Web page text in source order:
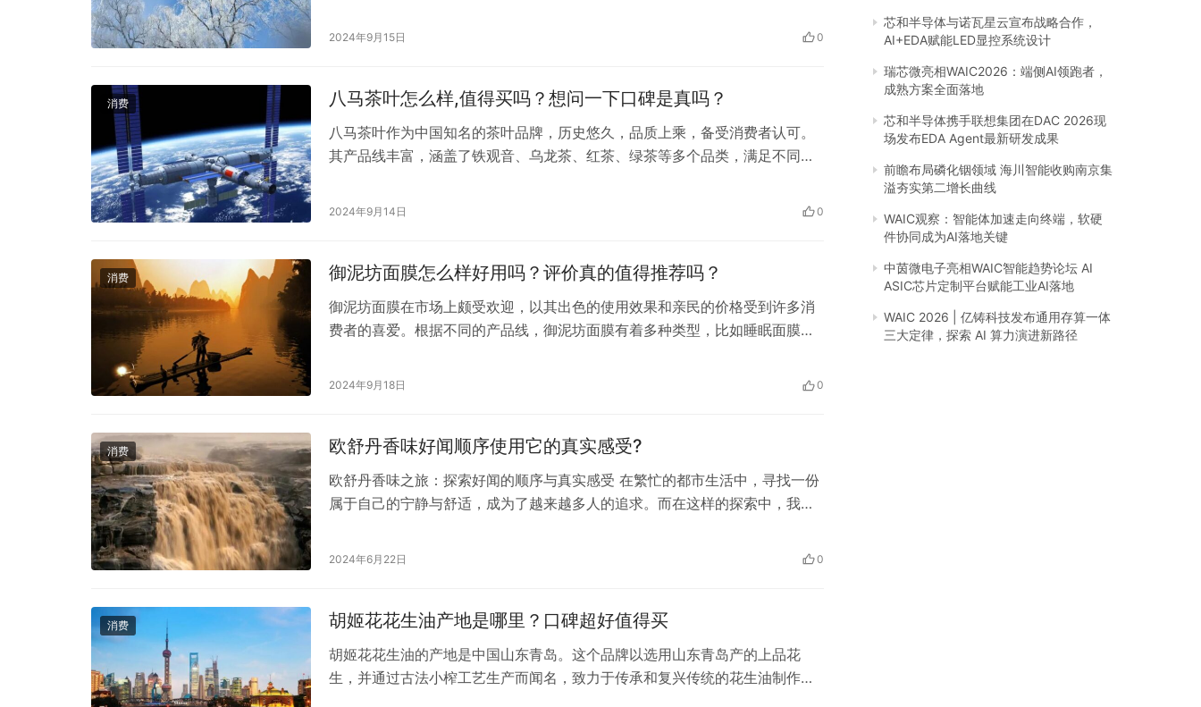
脂，特别是对于黑头和白头的去除有一定的帮助。 2. **缩小毛孔**：使用后可
2024年9月15日 0
消费 八马茶叶怎么样,值得买吗？想问一下口碑是真吗？
八马茶叶作为中国知名的茶叶品牌，历史悠久，品质上乘，备受消费者认可。
其产品线丰富，涵盖了铁观音、乌龙茶、红茶、绿茶等多个品类，满足不同消
以追溯到几百年之前，拥有深厚的茶文化底蕴。2. 品质优良：八马茶叶注重茶
2024年9月14日 0
消费 御泥坊面膜怎么样好用吗？评价真的值得推荐吗？
御泥坊面膜在市场上颇受欢迎，以其出色的使用效果和亲民的价格受到许多消
费者的喜爱。根据不同的产品线，御泥坊面膜有着多种类型，比如睡眠面膜、
从成分上来看，御泥坊面膜通常含有多种矿物质、微量元素以及护肤成分，如
2024年9月18日 0
消费 欧舒丹香味好闻顺序使用它的真实感受?
欧舒丹香味之旅：探索好闻的顺序与真实感受 在繁忙的都市生活中，寻找一份
属于自己的宁静与舒适，成为了越来越多人的追求。而在这样的探索中，我发
程中带给我一种无与伦比的放松与愉悦。 首先，让我从欧舒丹的沐浴产品开始
2024年6月22日 0
消费 胡姬花花生油产地是哪里？口碑超好值得买
胡姬花花生油的产地是中国山东青岛。这个品牌以选用山东青岛产的上品花
生，并通过古法小榨工艺生产而闻名，致力于传承和复兴传统的花生油制作技
芯和半导体与诺瓦星云宣布战略合作，
AI+EDA赋能LED显控系统设计
瑞芯微亮相WAIC2026：端侧AI领跑者，
成熟方案全面落地
芯和半导体携手联想集团在DAC 2026现
场发布EDA Agent最新研发成果
前瞻布局磷化铟领域 海川智能收购南京集
溢夯实第二增长曲线
WAIC观察：智能体加速走向终端，软硬
件协同成为AI落地关键
中茵微电子亮相WAIC智能趋势论坛 AI
ASIC芯片定制平台赋能工业AI落地
WAIC 2026 | 亿铸科技发布通用存算一体
三大定律，探索 AI 算力演进新路径